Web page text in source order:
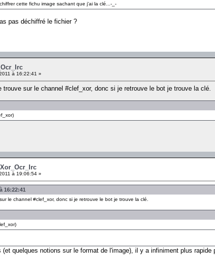
cette fichu image sachant que j'ai la clé...-_-
pas déchiffré le fichier ?
à 16:22:41 »
sur le channel #clef_xor, donc si je retrouve le bot je trouve la clé.
à 19:06:54 »
16:22:41
le channel #clef_xor, donc si je retrouve le bot je trouve la clé.
quelques notions sur le format de l'image), il y a infiniment plus rapide